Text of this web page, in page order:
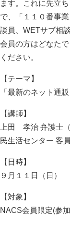
ます。これに先立
で、「１１０番事
談員、WETサブ相
会員の方はどなた
ください。
【テーマ】
「最新のネット通
【講師】
上田 孝治 弁護士
民生活センター 客員
【日時】
９月１１日（日）
【対象】
NACS会員限定(参